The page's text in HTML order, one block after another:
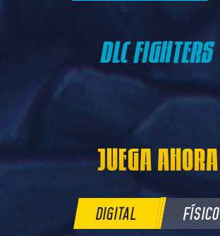
DLC FIGHTERS
JUEGA AHORA
DIGITAL FÍSICO